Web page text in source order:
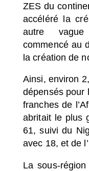
ZES du
accéléré la
autre
commencé au
la création de
Ainsi, environ
dépensés pour
franches de
abritait le plus
61, suivi du
avec 18, et de
La sous-